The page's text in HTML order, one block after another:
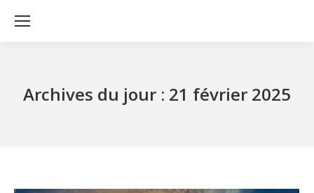
Archives du jour : 21 février 2025